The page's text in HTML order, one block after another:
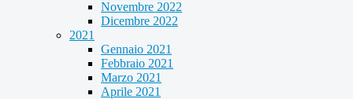
Novembre 2022
Dicembre 2022
2021
Gennaio 2021
Febbraio 2021
Marzo 2021
Aprile 2021